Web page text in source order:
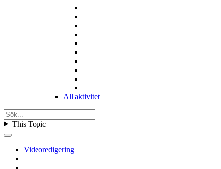
All aktivitet
This Topic
Videoredigering